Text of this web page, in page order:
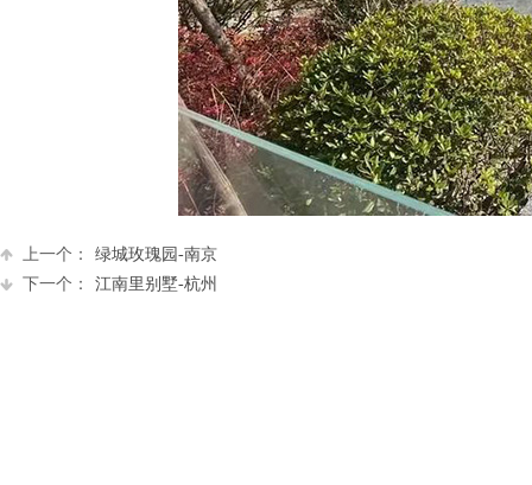
上一个：
绿城玫瑰园-南京
下一个：
江南里别墅-杭州